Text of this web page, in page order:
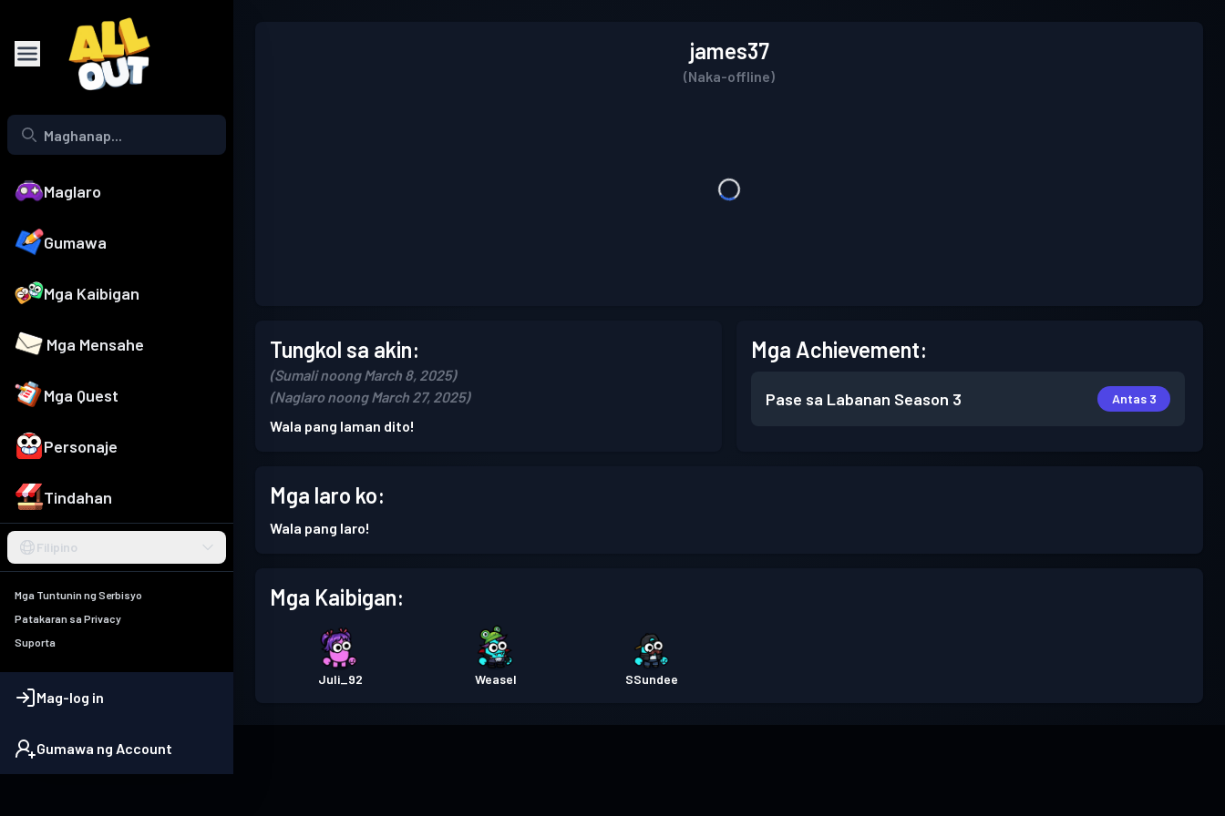
Maglaro
Gumawa
Mga Kaibigan
Mga Mensahe
Mga Quest
Personaje
Tindahan
Filipino
Mga Tuntunin ng Serbisyo
Patakaran sa Privacy
Suporta
Mag-log in
Gumawa ng Account
james37
(Naka-offline)
Tungkol sa akin:
(Sumali noong March 8, 2025)
(Naglaro noong March 27, 2025)
Wala pang laman dito!
Mga Achievement:
Pase sa Labanan Season 3 Antas 3
Mga laro ko:
Wala pang laro!
Mga Kaibigan:
Juli_92 Weasel SSundee